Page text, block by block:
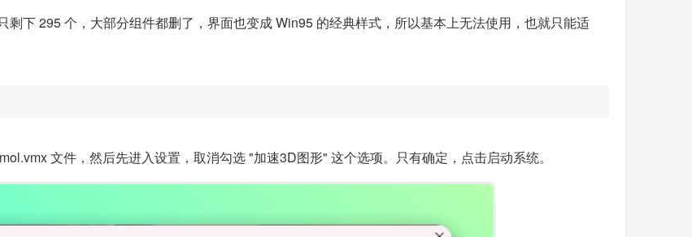
下 295 个，大部分组件都删了，界面也变成 Win95 的经典样式，所以基本上无法使用，也就只能适
文件，然后先进入设置，取消勾选 "加速3D图形" 这个选项。只有确定，点击启动系统。